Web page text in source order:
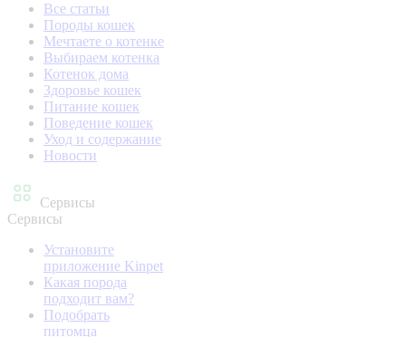
Все статьи
Породы кошек
Мечтаете о котенке
Выбираем котенка
Котенок дома
Здоровье кошек
Питание кошек
Поведение кошек
Уход и содержание
Новости
Сервисы
Сервисы
Установите
приложение Kinpet
Какая порода
подходит вам?
Подобрать
питомца